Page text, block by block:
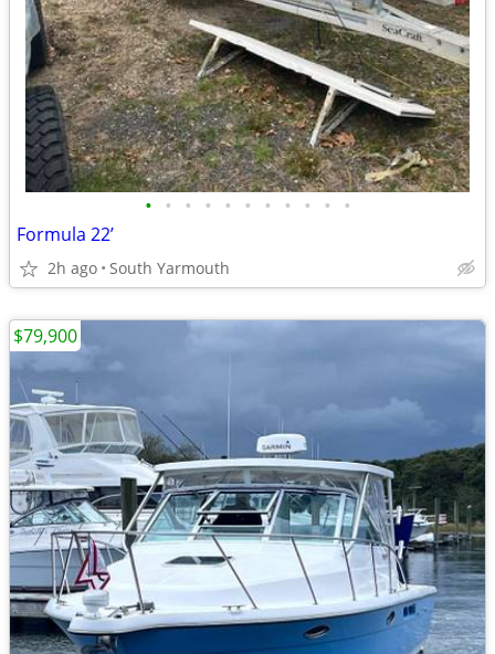
• • • • • • • • • • •
Formula 22’
2h ago South Yarmouth
$79,900